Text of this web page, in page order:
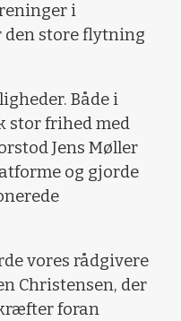
i
den store flytning
Både i
stor frihed med
Jens Møller
og gjorde
vores rådgivere
Christensen, der
foran